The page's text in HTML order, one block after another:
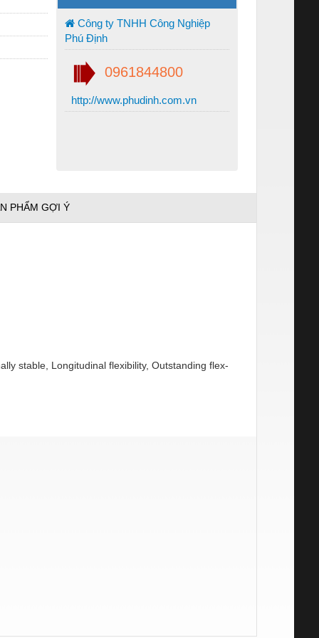
Công ty TNHH Công Nghiệp
Phú Định
0961844800
http://www.phudinh.com.vn
PHẨM GỢI Ý
stable, Longitudinal flexibility, Outstanding flex-